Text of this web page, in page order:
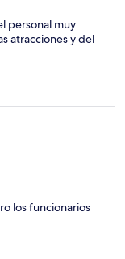
personal muy
atracciones y del
los funcionarios